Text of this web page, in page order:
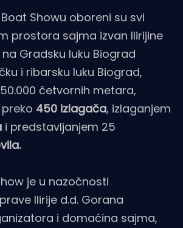
Showu oboreni su svi
prostora sajma izvan Ilirijine
Gradsku luku Biograd
i ribarsku luku Biograd,
četvornih metara,
450 izlagača, izlaganjem
i predstavljanjem 25
je u nazočnosti
Ilirije d.d. Gorana
i domaćina sajma,